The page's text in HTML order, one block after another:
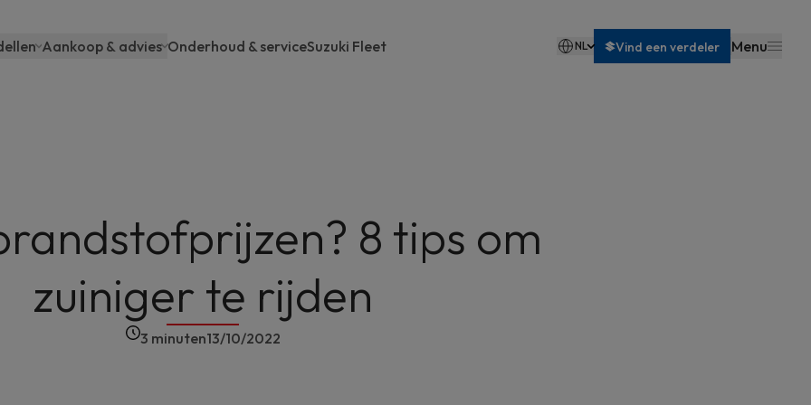
Aankoop & advies Onderhoud & serviceSuzuki Fleet NL Vind een verdeler Menu
8 tips om
zuiniger te rijden
3 minuten13/10/2022